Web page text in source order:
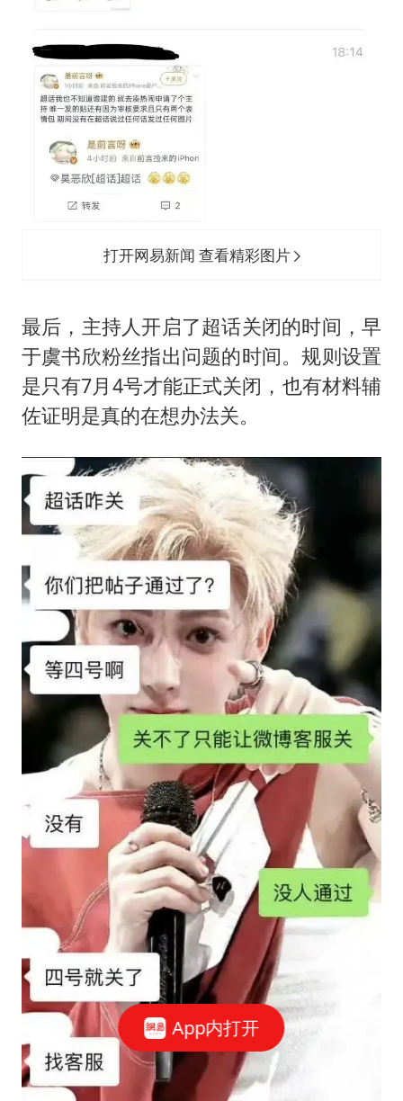
打开网易新闻 查看精彩图片
最后，主持人开启了超话关闭的时间，早
于虞书欣粉丝指出问题的时间。规则设置
是只有7月4号才能正式关闭，也有材料辅
佐证明是真的在想办法关。
App内打开